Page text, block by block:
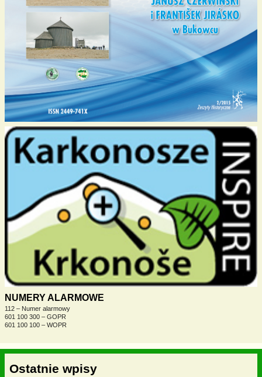
NUMERY ALARMOWE
112 – Numer alarmowy
601 100 300 – GOPR
601 100 100 – WOPR
Ostatnie wpisy